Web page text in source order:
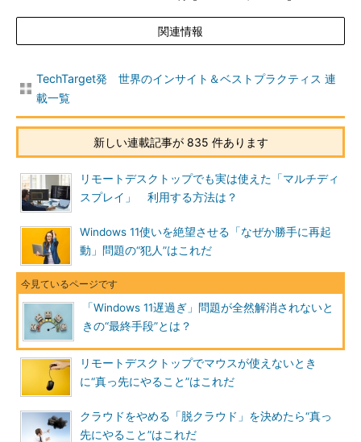
関連情報
TechTarget発 世界のインサイト＆ベストプラクティス 連
載一覧
新しい連載記事が 835 件あります
リモートデスクトップでも実は使えた「マルチディ
スプレイ」 利用する方法は？
Windows 11使いを絶望させる「なぜか勝手に再起
動」問題の“犯人”はこれだ
「Windows 11遅過ぎ」問題が全然解消されないと
きの“最終手段”とは？
リモートデスクトップでマウスが使えないとき
に“真っ先にやること”はこれだ
クラウドをやめる「脱クラウド」を決めたら“真っ
先にやること”はこれだ